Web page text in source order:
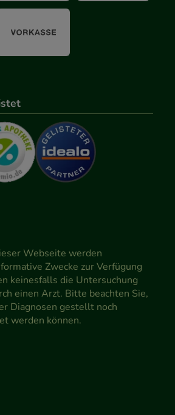
Webseite werden
Zwecke zur Verfügung
keinesfalls die Untersuchung
einen Arzt. Bitte beachten Sie,
Diagnosen gestellt noch
werden können.